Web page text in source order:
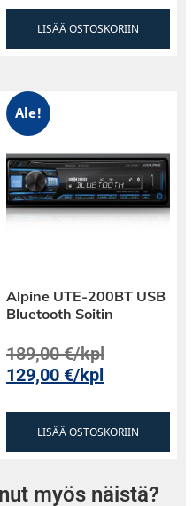
mutta myös
eli enemmän
terminaaleja, sillä
puhekelalta, jonka
normaalia
pitää poistaa, kun
jakosuotimia.
24 jakosuotimia.
LISÄÄ OSTOSKORIIN
Ale!
Alpine UTE-200BT USB
Bluetooth Soitin
189,00€/kpl
129,00€/kpl
LISÄÄ OSTOSKORIIN
myös näistä?